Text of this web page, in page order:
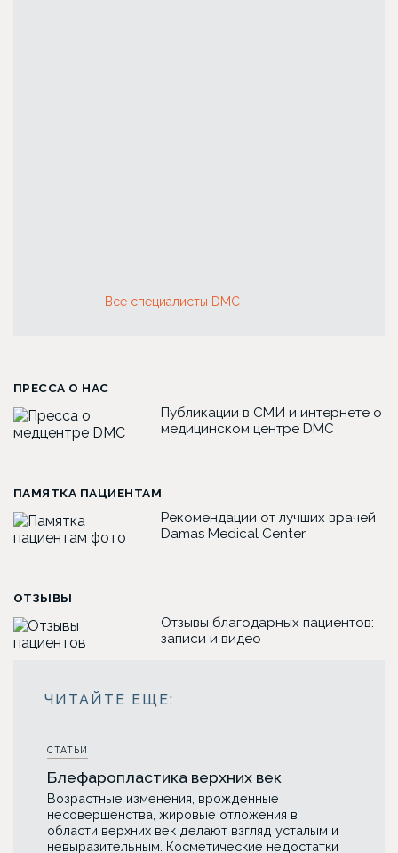
Все специалисты DMC
ПРЕССА О НАС
Публикации в СМИ и интернете о
медицинском центре DMC
ПАМЯТКА ПАЦИЕНТАМ
Рекомендации от лучших врачей
Damas Medical Center
ОТЗЫВЫ
Отзывы благодарных пациентов:
записи и видео
СТАТЬИ
Блефаропластика верхних век
Возрастные изменения, врожденные
несовершенства, жировые отложения в
области верхних век делают взгляд усталым и
невыразительным. Косметические недостатки